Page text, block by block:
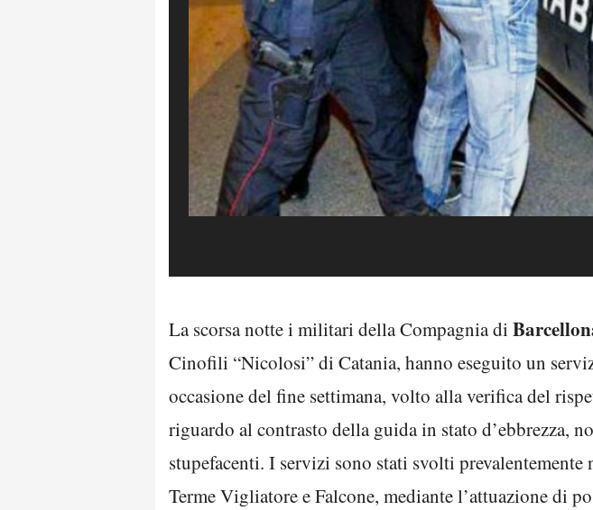
La scorsa notte i militari della Compagnia di
Cinofili “Nicolosi” di Catania, hanno eseguito un
occasione del fine settimana, volto alla verifica del
riguardo al contrasto della guida in stato d’ebbrezza,
stupefacenti. I servizi sono stati svolti
Terme Vigliatore e Falcone, mediante l’attuazione di